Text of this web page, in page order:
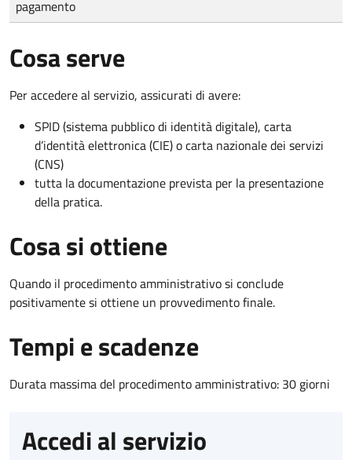
pagamento
Cosa serve
Per accedere al servizio, assicurati di avere:
SPID (sistema pubblico di identità digitale), carta
d’identità elettronica (CIE) o carta nazionale dei servizi
(CNS)
tutta la documentazione prevista per la presentazione
della pratica.
Cosa si ottiene
Quando il procedimento amministrativo si conclude
positivamente si ottiene un provvedimento finale.
Tempi e scadenze
Durata massima del procedimento amministrativo: 30 giorni
Accedi al servizio